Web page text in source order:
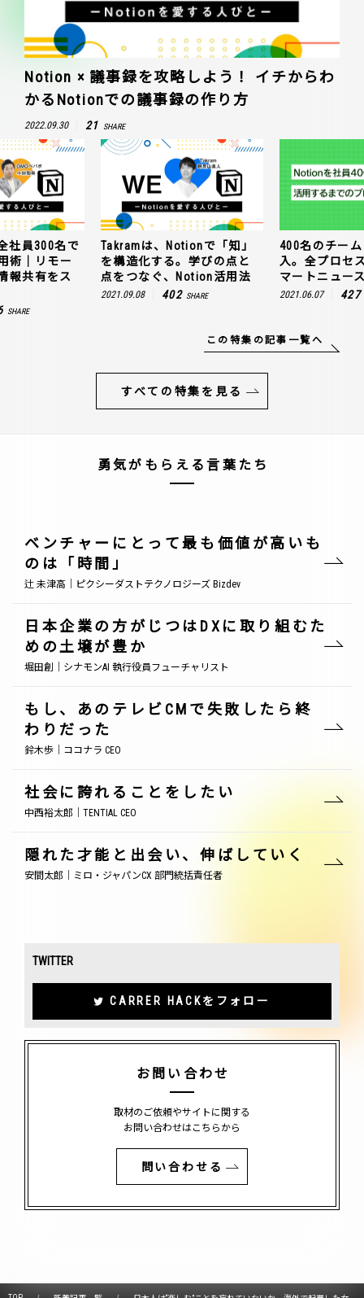
Notion × 議事録を攻略しよう！ イチからわ
かるNotionでの議事録の作り方
2022.09.30 21 SHARE
社員300名で
術｜リモー
報共有をス
SHARE
Takramは、Notionで「知」
を構造化する。学びの点と
点をつなぐ、Notion活用法
2021.09.08 402 SHARE
400名のチー
入。全プロセ
マートニュー
2021.06.07 427
この特集の記事一覧へ
すべての特集を見る
勇気がもらえる言葉たち
ベンチャーにとって最も価値が高いも
のは「時間」
辻 未津高｜ピクシーダストテクノロジーズ Bizdev
日本企業の方がじつはDXに取り組むた
めの土壌が豊か
堀田創｜シナモンAI 執行役員フューチャリスト
もし、あのテレビCMで失敗したら終
わりだった
鈴木歩｜ココナラ CEO
社会に誇れることをしたい
中西裕太郎｜TENTIAL CEO
隠れた才能と出会い、伸ばしていく
安間太郎｜ミロ・ジャパンCX 部門統括責任者
TWITTER
CARRER HACKをフォロー
お問い合わせ
取材のご依頼やサイトに関する
お問い合わせはこちらから
問い合わせる